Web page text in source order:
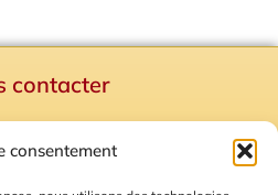
consentement
contacter
Plan du site